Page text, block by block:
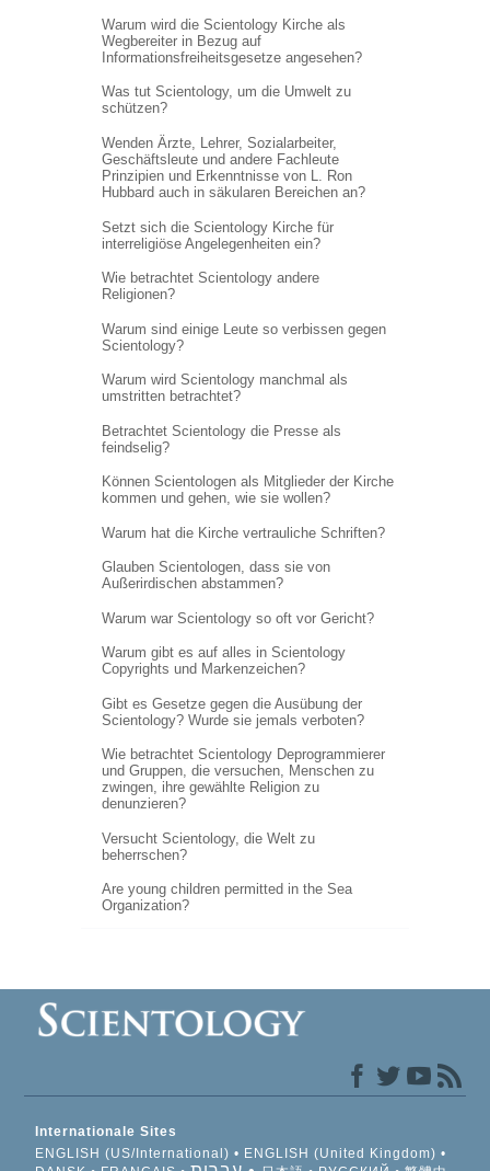
Warum wird die Scientology Kirche als
Wegbereiter in Bezug auf
Informationsfreiheitsgesetze angesehen?
Was tut Scientology, um die Umwelt zu
schützen?
Wenden Ärzte, Lehrer, Sozialarbeiter,
Geschäftsleute und andere Fachleute
Prinzipien und Erkenntnisse von L. Ron
Hubbard auch in säkularen Bereichen an?
Setzt sich die Scientology Kirche für
interreligiöse Angelegenheiten ein?
Wie betrachtet Scientology andere
Religionen?
Warum sind einige Leute so verbissen gegen
Scientology?
Warum wird Scientology manchmal als
umstritten betrachtet?
Betrachtet Scientology die Presse als
feindselig?
Können Scientologen als Mitglieder der Kirche
kommen und gehen, wie sie wollen?
Warum hat die Kirche vertrauliche Schriften?
Glauben Scientologen, dass sie von
Außerirdischen abstammen?
Warum war Scientology so oft vor Gericht?
Warum gibt es auf alles in Scientology
Copyrights und Markenzeichen?
Gibt es Gesetze gegen die Ausübung der
Scientology? Wurde sie jemals verboten?
Wie betrachtet Scientology Deprogrammierer
und Gruppen, die versuchen, Menschen zu
zwingen, ihre gewählte Religion zu
denunzieren?
Versucht Scientology, die Welt zu
beherrschen?
Are young children permitted in the Sea
Organization?
Internationale Sites
ENGLISH (US/International)
ENGLISH (United Kingdom)